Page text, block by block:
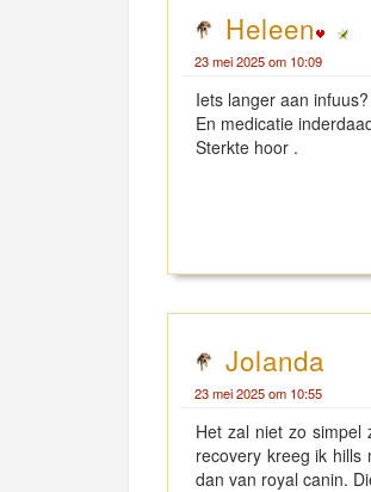
Heleen
23 mei 2025 om 10:09
Iets langer aan infuus?
En medicatie
Sterkte hoor .
Jolanda
23 mei 2025 om 10:55
Het zal niet zo
recovery kreeg ik
dan van royal canin.